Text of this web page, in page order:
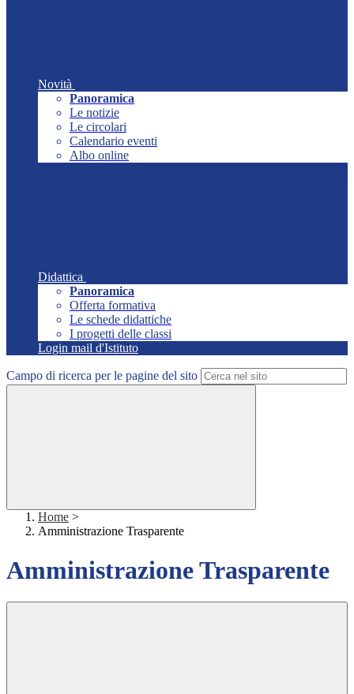
Novità
Panoramica
Le notizie
Le circolari
Calendario eventi
Albo online
Didattica
Panoramica
Offerta formativa
Le schede didattiche
I progetti delle classi
Login mail d'Istituto
Campo di ricerca per le pagine del sito
Home >
Amministrazione Trasparente
Amministrazione Trasparente